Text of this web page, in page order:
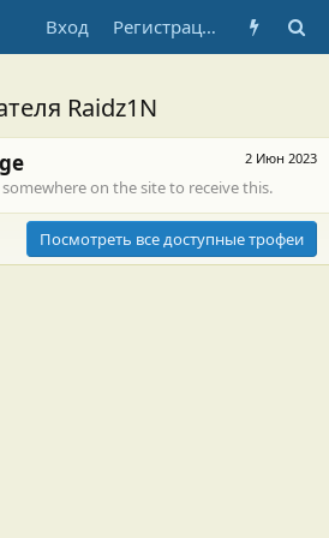
Вход Регистрация
Raidz1N
2 Июн 2023
somewhere on the site to receive this.
Посмотреть все доступные трофеи